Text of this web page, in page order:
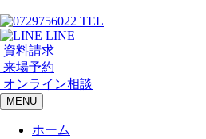
TEL
LINE
資料請求
来場予約
オンライン相談
MENU
ホーム